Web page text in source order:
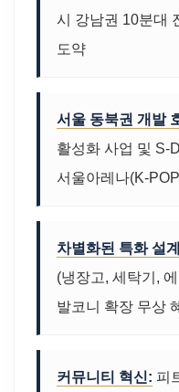
시 강남권 10분대
도약
서울 동북권 개발
활성화 사업 및 S-
서울아레나(K-
차별화된 특화 설
(냉장고, 세탁기,
발코니 확장 무상
커뮤니티 혁신: 피